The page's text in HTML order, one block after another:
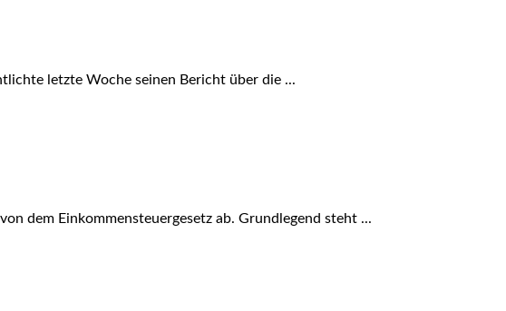
letzte Woche seinen Bericht über die ...
dem Einkommensteuergesetz ab. Grundlegend steht ...